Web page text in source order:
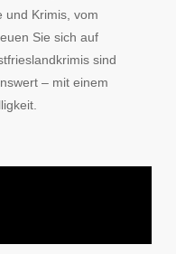
und Krimis, vom
Sie sich auf
sind
– mit einem